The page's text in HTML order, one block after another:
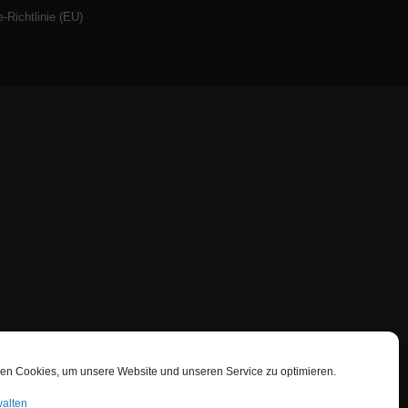
Cookies, um unsere Website und unseren Service zu optimieren.
Richtlinie (EU)